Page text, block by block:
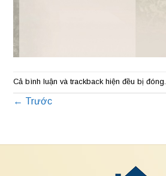
Cả bình luận và trackback hiện đều bị đóng.
← Trước